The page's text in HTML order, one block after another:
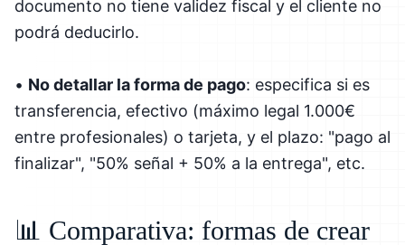
documento no tiene validez fiscal y el cliente no
podrá deducirlo.
• No detallar la forma de pago: especifica si es
transferencia, efectivo (máximo legal 1.000€
entre profesionales) o tarjeta, y el plazo: "pago al
finalizar", "50% señal + 50% a la entrega", etc.
📊 Comparativa: formas de crear